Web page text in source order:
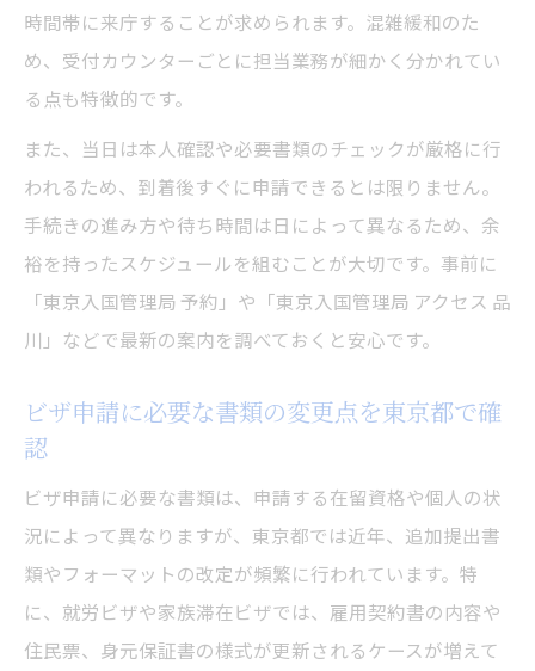
時間帯に来庁することが求められます。混雑緩和のた
め、受付カウンターごとに担当業務が細かく分かれてい
る点も特徴的です。
また、当日は本人確認や必要書類のチェックが厳格に行
われるため、到着後すぐに申請できるとは限りません。
手続きの進み方や待ち時間は日によって異なるため、余
裕を持ったスケジュールを組むことが大切です。事前に
「東京入国管理局 予約」や「東京入国管理局 アクセス 品
川」などで最新の案内を調べておくと安心です。
ビザ申請に必要な書類の変更点を東京都で確
認
ビザ申請に必要な書類は、申請する在留資格や個人の状
況によって異なりますが、東京都では近年、追加提出書
類やフォーマットの改定が頻繁に行われています。特
に、就労ビザや家族滞在ビザでは、雇用契約書の内容や
住民票、身元保証書の様式が更新されるケースが増えて